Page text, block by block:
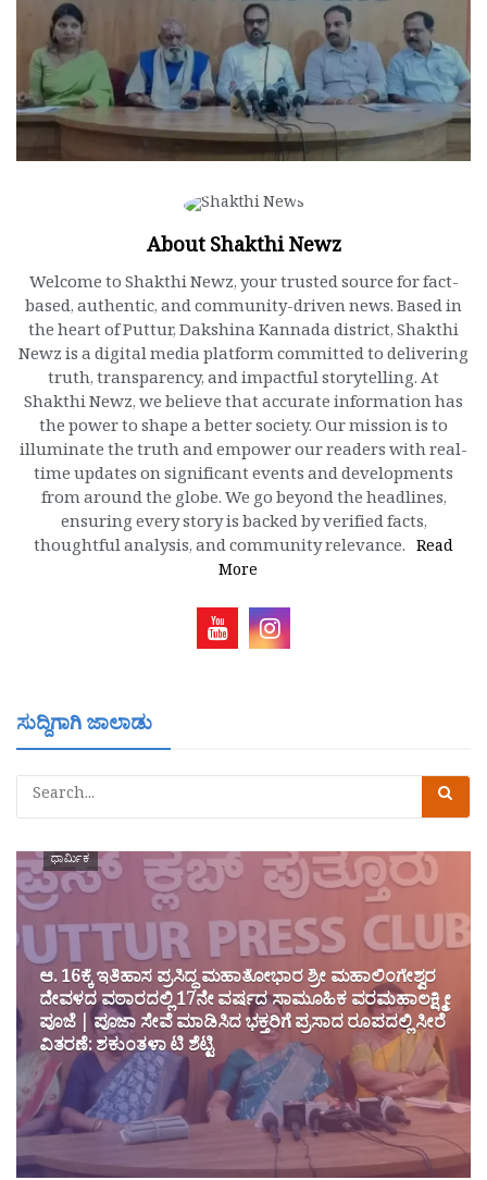
About Shakthi Newz
Welcome to Shakthi Newz, your trusted source for fact-
based, authentic, and community-driven news. Based in
the heart of Puttur, Dakshina Kannada district, Shakthi
Newz is a digital media platform committed to delivering
truth, transparency, and impactful storytelling. At
Shakthi Newz, we believe that accurate information has
the power to shape a better society. Our mission is to
illuminate the truth and empower our readers with real-
time updates on significant events and developments
from around the globe. We go beyond the headlines,
ensuring every story is backed by verified facts,
thoughtful analysis, and community relevance. Read
More
ಸುದ್ದಿಗಾಗಿ ಜಾಲಾಡು
ಧಾರ್ಮಿಕ
ಆ. 16ಕ್ಕೆ ಇತಿಹಾಸ ಪ್ರಸಿದ್ಧ ಮಹಾತೋಭಾರ ಶ್ರೀ ಮಹಾಲಿಂಗೇಶ್ವರ
ದೇವಳದ ವಠಾರದಲ್ಲಿ 17ನೇ ವರ್ಷದ ಸಾಮೂಹಿಕ ವರಮಹಾಲಕ್ಷ್ಮೀ
ಪೂಜೆ | ಪೂಜಾ ಸೇವೆ ಮಾಡಿಸಿದ ಭಕ್ತರಿಗೆ ಪ್ರಸಾದ ರೂಪದಲ್ಲಿ ಸೀರೆ
ವಿತರಣೆ: ಶಕುಂತಳಾ ಟಿ ಶೆಟ್ಟಿ